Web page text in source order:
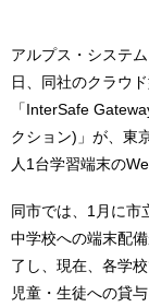
アルプス・システ
日、同社のクラウ
「InterSafe
クション)」が、東
人1台学習端末の
同市では、1月に市
中学校への端末配
了し、現在、各学
児童・生徒への貸